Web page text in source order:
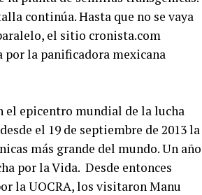
continúa. Hasta que no se vaya
el sitio cronista.com
por la panificadora mexicana
el epicentro mundial de la lucha
el 19 de septiembre de 2013 la
más grande del mundo. Un año
por la Vida. Desde entonces
la UOCRA, los visitaron Manu